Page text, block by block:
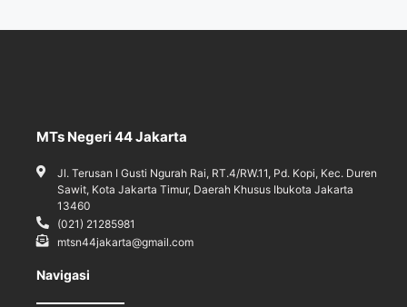
MTs Negeri 44 Jakarta
Jl. Terusan I Gusti Ngurah Rai, RT.4/RW.11, Pd. Kopi, Kec. Duren
Sawit, Kota Jakarta Timur, Daerah Khusus Ibukota Jakarta
13460
(021) 21285981
mtsn44jakarta@gmail.com
Navigasi